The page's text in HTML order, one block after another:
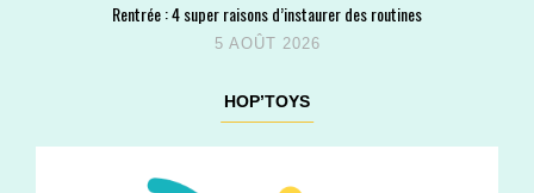
Rentrée : 4 super raisons d’instaurer des routines
5 AOÛT 2026
HOP’TOYS